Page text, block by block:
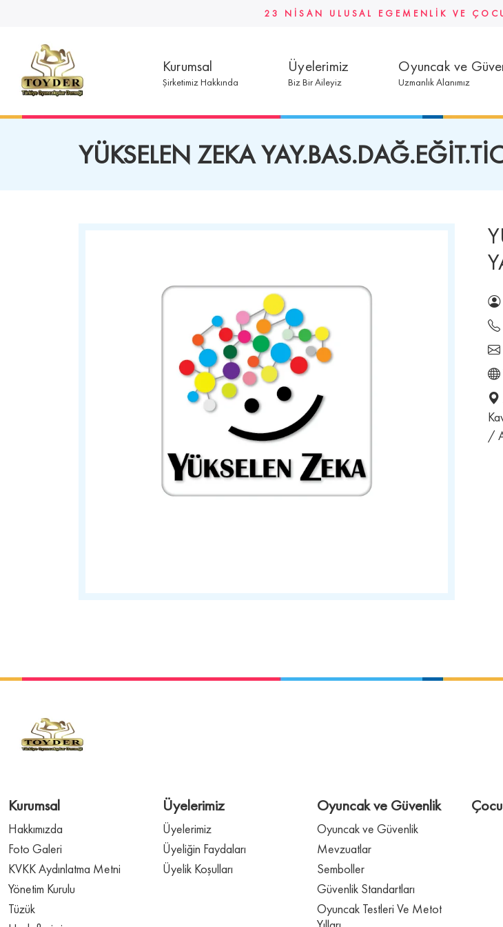
23 NİSAN ULUSAL EGEMENLİK VE
Kurumsal
Şirketimiz Hakkında
Üyelerimiz
Biz Bir Aileyiz
Oyuncak ve
Uzmanlık Alanımız
YÜKSELEN ZEKA
/
Kurumsal
Hakkımızda
Foto Galeri
KVKK Aydınlatma Metni
Yönetim Kurulu
Tüzük
Üyelerimiz
Üyelerimiz
Üyeliğin Faydaları
Üyelik Koşulları
Oyuncak ve Güvenlik
Oyuncak ve Güvenlik
Mevzuatlar
Semboller
Güvenlik Standartları
Oyuncak Testleri Ve Metot